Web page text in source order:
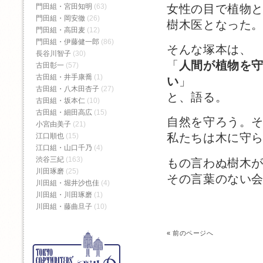
女性の目で植物
樹木医となった
そんな塚本は、
「 人間が植物を
い 」
と、語る。
自然を守ろう。
私たちは木に守
もの言わぬ樹木
その言葉のない
«前のページへ
門田組・宮田知明 (63)
門田組・岡安徹 (26)
門田組・高田麦 (12)
門田組・伊藤健一郎 (86)
長谷川智子 (30)
古田彰一 (57)
古田組・井手康喬 (1)
古田組・八木田杏子 (27)
古田組・坂本仁 (10)
古田組・細田高広 (15)
小宮由美子 (21)
江口順也 (15)
江口組・山口千乃 (4)
渋谷三紀 (163)
川田琢磨 (25)
川田組・堀井沙也佳 (4)
川田組・川田琢磨 (1)
川田組・藤曲旦子 (10)